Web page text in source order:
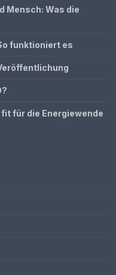
Mensch: Was die
funktioniert es
für die Energiewende